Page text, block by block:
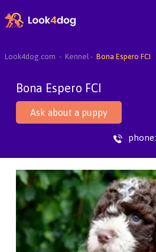
Look4dog.com Kennel Bona Espero FCI
Bona Espero FCI
Ask about a puppy
phone: